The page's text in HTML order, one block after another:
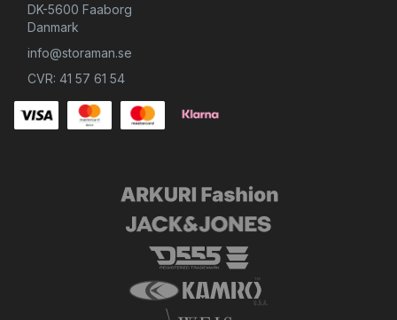
DK-5600 Faaborg
Danmark
info@storaman.se
CVR: 41 57 61 54